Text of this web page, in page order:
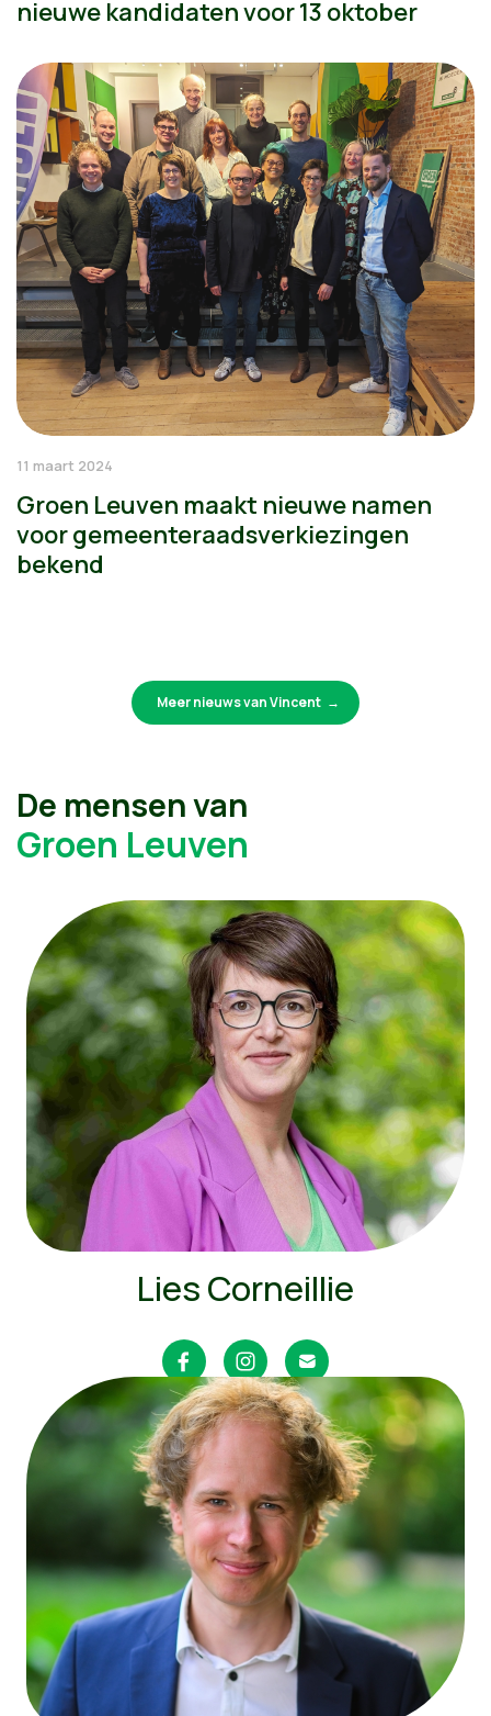
nieuwe kandidaten voor 13 oktober
11 maart 2024
Groen Leuven maakt nieuwe namen
voor gemeenteraadsverkiezingen
bekend
Meer nieuws van Vincent
De mensen van
Groen Leuven
Lies Corneillie